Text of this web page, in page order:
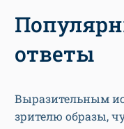
ответы
Выразительным
зрителю образы,